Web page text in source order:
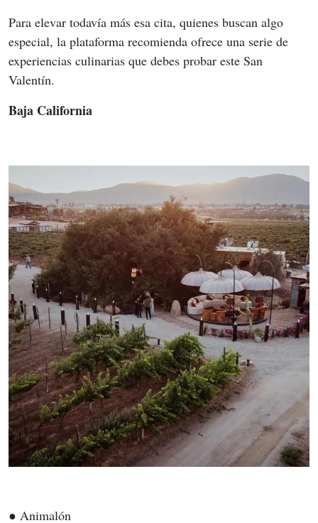
Para elevar todavía más esa cita, quienes buscan algo
especial, la plataforma recomienda ofrece una serie de
experiencias culinarias que debes probar este San
Valentín.
Baja California
● Animalón